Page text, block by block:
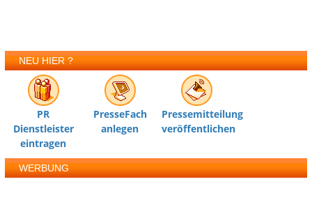
NEU HIER ?
PR
Dienstleister
eintragen
PresseFach
anlegen
Pressemitteilung
veröffentlichen
WERBUNG